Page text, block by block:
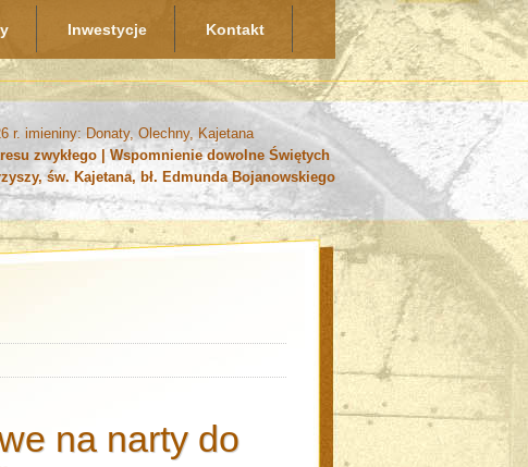
Inwestycje Kontakt
r. imieniny: Donaty, Olechny, Kajetana
zwykłego | Wspomnienie dowolne Świętych
św. Kajetana, bł. Edmunda Bojanowskiego
na narty do